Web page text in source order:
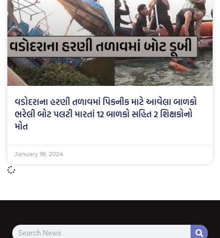
વડોદરાના હરણી તળાવમાં પિકનીક માટે આવેલા બાળકો
ભરેલી બોટ પલટી મારતાં 12 બાળકો સહિત 2 શિક્ષકોનો
મોત
January 18, 2024